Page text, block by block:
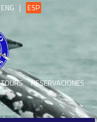
ENG | ESP
TOURS
RESERVACIONES